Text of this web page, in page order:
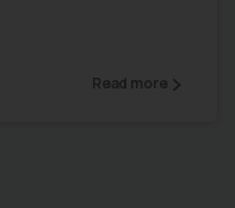
Read more